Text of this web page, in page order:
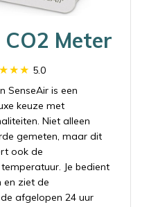
Meter
5.0
SenseAir is een
keuze met
Niet alleen
gemeten, maar dit
ook de
Je bedient
en ziet de
afgelopen 24 uur